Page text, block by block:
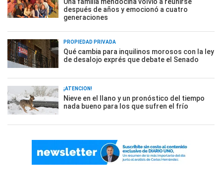
después de años y emocionó a cuatro
generaciones
PROPIEDAD PRIVADA
Qué cambia para inquilinos morosos con la ley
de desalojo exprés que debate el Senado
¡ATENCIÓN!
Nieve en el llano y un pronóstico del tiempo
nada bueno para los que sufren el frío